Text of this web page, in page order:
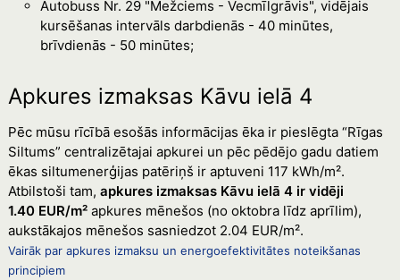
Autobuss Nr. 29 "Mežciems - Vecmīlgrāvis", vidējais
kursēšanas intervāls darbdienās - 40 minūtes,
brīvdienās - 50 minūtes;
Apkures izmaksas Kāvu ielā 4
Pēc mūsu rīcībā esošās informācijas ēka ir pieslēgta “Rīgas
Siltums” centralizētajai apkurei un pēc pēdējo gadu datiem
ēkas siltumenerģijas patēriņš ir aptuveni 117 kWh/m².
Atbilstoši tam, apkures izmaksas Kāvu ielā 4 ir vidēji
1.40 EUR/m²apkures mēnešos (no oktobra līdz aprīlim),
aukstākajos mēnešos sasniedzot 2.04 EUR/m².
Vairāk par apkures izmaksu un energoefektivitātes noteikšanas
principiem